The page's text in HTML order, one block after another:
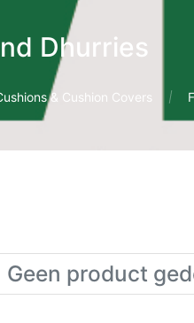
Dhurries
& Cushion Covers
Geen product